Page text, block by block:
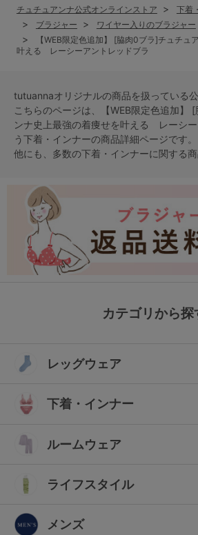
チュチュアンナ公式オンラインストア
下着
ブラジャー
ワイヤー入りのブラジャー
【WEB限定色追加】 [脇肉0ブラ]チュチュ
叶える レーシーアントレッドブラ
tutuannaオリジナルの商品を扱っている公
こちらのページは、【WEB限定色追加】
ンナ史上最強の着痩せを叶える レーシ
う下着・インナーの商品詳細ページです。
他にも、多数の下着・インナーに関する
カテゴリから探
レッグウェア
下着・インナー
ルームウェア
ライフスタイル
メンズ